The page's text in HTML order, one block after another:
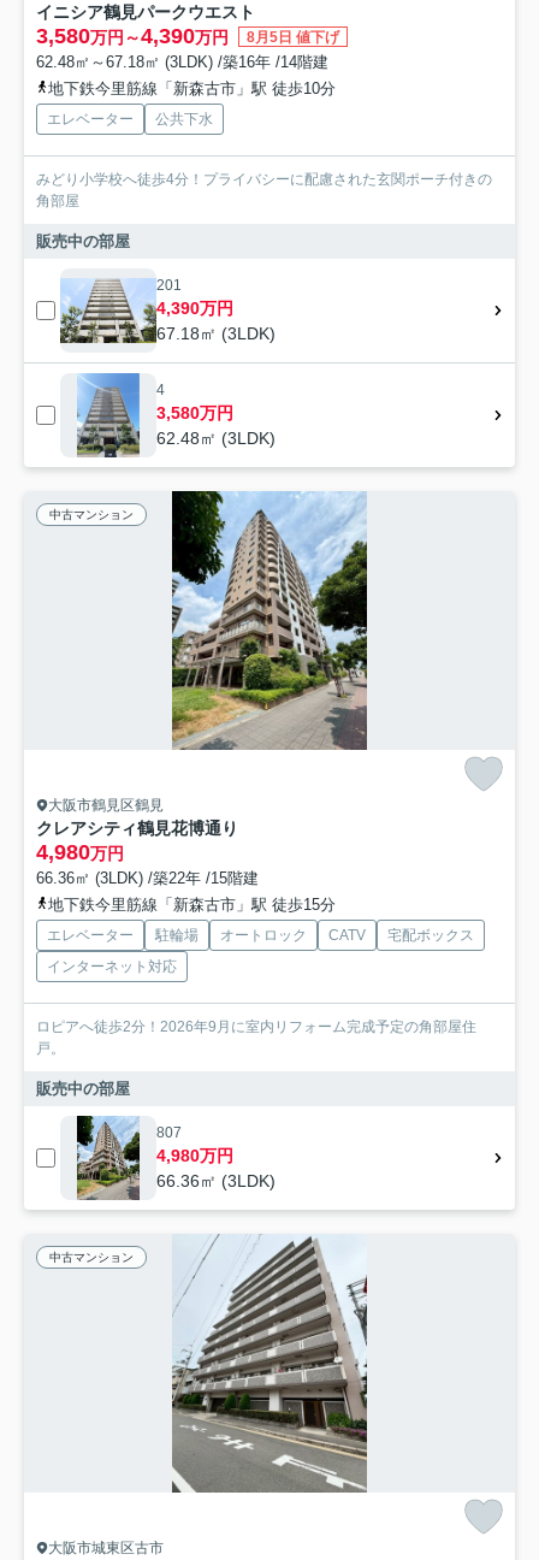
イニシア鶴見パークウエスト
3,580万円～4,390万円 8月5日 値下げ
62.48㎡～67.18㎡ (3LDK) /築16年 /14階建
地下鉄今里筋線「新森古市」駅 徒歩10分
エレベーター 公共下水
みどり小学校へ徒歩4分！プライバシーに配慮された玄関ポーチ付きの
角部屋
販売中の部屋
201
4,390万円
67.18㎡ (3LDK)
4
3,580万円
62.48㎡ (3LDK)
中古マンション
大阪市鶴見区鶴見
クレアシティ鶴見花博通り
4,980万円
66.36㎡ (3LDK) /築22年 /15階建
地下鉄今里筋線「新森古市」駅 徒歩15分
エレベーター 駐輪場 オートロック CATV
宅配ボックス
インターネット対応
ロピアへ徒歩2分！2026年9月に室内リフォーム完成予定の角部屋住
戸。
販売中の部屋
807
4,980万円
66.36㎡ (3LDK)
中古マンション
大阪市城東区古市